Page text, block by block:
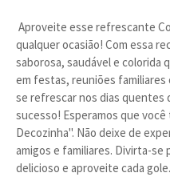
Aproveite esse refrescante
qualquer ocasião! Com essa
saborosa, saudável e colorida
em festas, reuniões familiares
se refrescar nos dias quentes
sucesso! Esperamos que
Decozinha". Não deixe de
amigos e familiares. Divirta-
delicioso e aproveite cada